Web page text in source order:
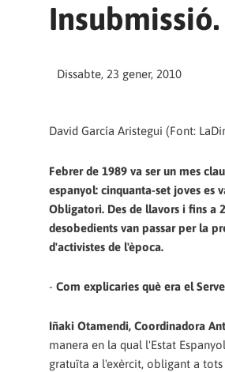
Dissabte, 23 gener, 2010
David García Aristegui (Font:
Febrer de 1989 va ser un mes
espanyol: cinquanta-set joves es
Obligatori. Des de llavors i fins a
desobedients van passar per la
d'activistes de l'època.
- Com explicaries què era el
Iñaki Otamendi, Coordinadora
manera en la qual l'Estat
gratuïta a l'exèrcit, obligant a tots